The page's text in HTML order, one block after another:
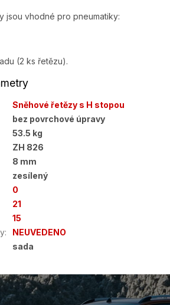
jsou vhodné pro pneumatiky:
(2 ks řetězu).
Sněhové řetězy s H stopou
bez povrchové úpravy
53.5 kg
ZH 826
8 mm
zesílený
0
21
15
:
NEUVEDENO
sada